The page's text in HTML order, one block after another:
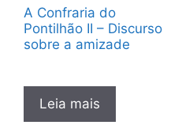
A Confraria do
Pontilhão II – Discurso
sobre a amizade
Leia mais